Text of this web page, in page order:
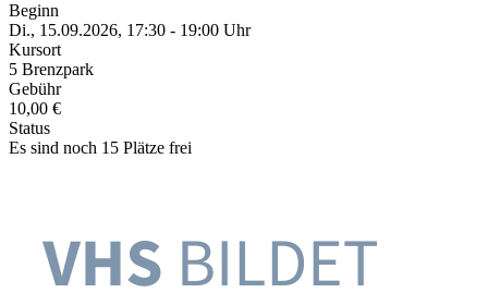
Beginn
Di., 15.09.2026, 17:30 - 19:00 Uhr
Kursort
5 Brenzpark
Gebühr
10,00 €
Status
Es sind noch 15 Plätze frei